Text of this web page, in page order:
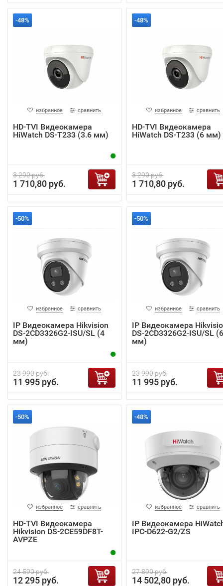
-48%
избранное сравнить
HD-TVI Видеокамера
HiWatch DS-T233 (3.6 мм)
3 290 руб.
1 710,80 руб.
-48%
избранное сравнить
HD-TVI Видеокамера
HiWatch DS-T233 (6 мм)
3 290 руб.
1 710,80 руб.
-50%
избранное сравнить
IP Видеокамера Hikvision
DS-2CD3326G2-ISU/SL (4
мм)
23 990 руб.
11 995 руб.
-50%
избранное сравнить
IP Видеокамера
DS-2CD3326G2-ISU/SL (6
мм)
23 990 руб.
11 995 руб.
-50%
избранное сравнить
HD-TVI Видеокамера
Hikvision DS-2CE59DF8T-
AVPZE
24 590 руб.
12 295 руб.
-48%
избранное сравнить
IP Видеокамера
IPC-D622-G2/ZS
27 890 руб.
14 502,80 руб.